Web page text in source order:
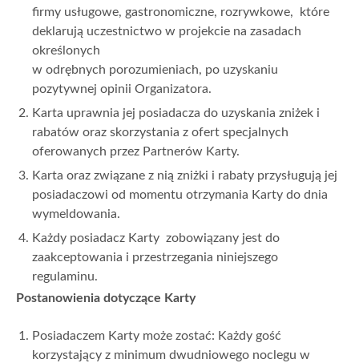
firmy usługowe, gastronomiczne, rozrywkowe, które
deklarują uczestnictwo w projekcie na zasadach
określonych
w odrębnych porozumieniach, po uzyskaniu
pozytywnej opinii Organizatora.
Karta uprawnia jej posiadacza do uzyskania zniżek i
rabatów oraz skorzystania z ofert specjalnych
oferowanych przez Partnerów Karty.
Karta oraz związane z nią zniżki i rabaty przysługują jej
posiadaczowi od momentu otrzymania Karty do dnia
wymeldowania.
Każdy posiadacz Karty zobowiązany jest do
zaakceptowania i przestrzegania niniejszego
regulaminu.
Postanowienia dotyczące Karty
Posiadaczem Karty może zostać: Każdy gość
korzystający z minimum dwudniowego noclegu w